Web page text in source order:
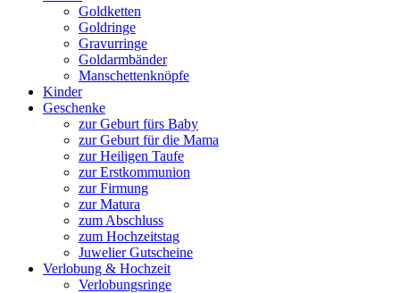
Goldketten
Goldringe
Gravurringe
Goldarmbänder
Manschettenknöpfe
Kinder
Geschenke
zur Geburt fürs Baby
zur Geburt für die Mama
zur Heiligen Taufe
zur Erstkommunion
zur Firmung
zur Matura
zum Abschluss
zum Hochzeitstag
Juwelier Gutscheine
Verlobung & Hochzeit
Verlobungsringe